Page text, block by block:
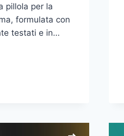
pillola per la
formulata con
testati e in…